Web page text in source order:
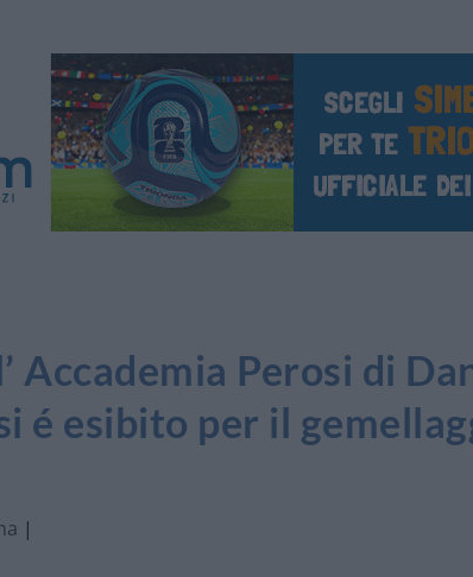
Accademia Perosi di
é esibito per il
|